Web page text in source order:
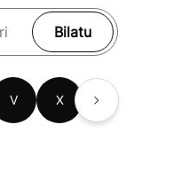
Bilatu
V X